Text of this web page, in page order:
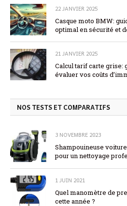
22 JANVIER 2025
Casque moto BMW:
optimal en sécurité et
21 JANVIER 2025
Calcul tarif carte grise:
évaluer vos coûts
NOS TESTS ET COMPARATIFS
3 NOVEMBRE 2023
Shampouineuse
pour un nettoyage
1 JUIN 2021
Quel manomètre de
cette année ?